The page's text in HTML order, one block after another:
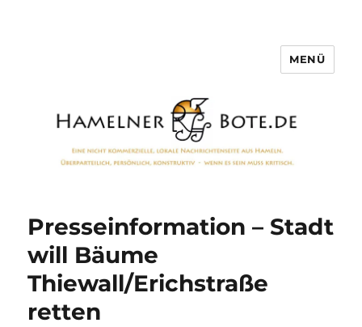
MENÜ
Presseinformation – Stadt
will Bäume
Thiewall/Erichstraße
retten